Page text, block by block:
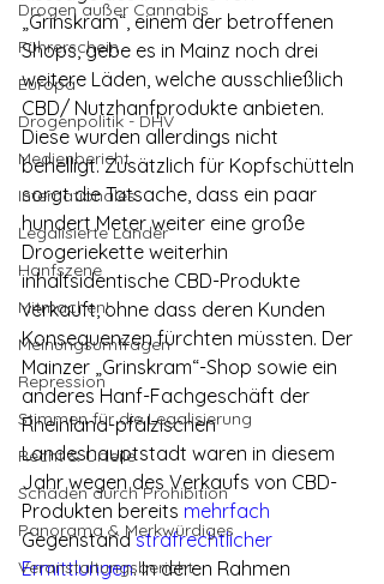
Drogen außer Cannabis
Führerschein
Europa
Drogenpolitik - DHV
Medienbericht
Internationales
Legalisierte Länder
Hanfszene
Mitmachen!
Meinungsumfragen
Repression
Stimmen für die Legalisierung
Recht & Urteile
Schäden durch Prohibition
Panorama & Merkwürdiges
Veranstaltungsbericht
„Grinskram“, einem der betroffenen
Shops, gebe es in Mainz noch drei
weitere Läden, welche ausschließlich
CBD/ Nutzhanfprodukte anbieten.
Diese wurden allerdings nicht
behelligt. Zusätzlich für Kopfschütteln
sorgt die Tatsache, dass ein paar
hundert Meter weiter eine große
Drogeriekette weiterhin
inhaltsidentische CBD-Produkte
verkauft, ohne dass deren Kunden
Konsequenzen fürchten müssten. Der
Mainzer „Grinskram“-Shop sowie ein
anderes Hanf-Fachgeschäft der
Rheinland-pfälzischen
Landeshauptstadt waren in diesem
Jahr wegen des Verkaufs von CBD-
Produkten bereits mehrfach
Gegenstand strafrechtlicher
Ermittlungen. In deren Rahmen